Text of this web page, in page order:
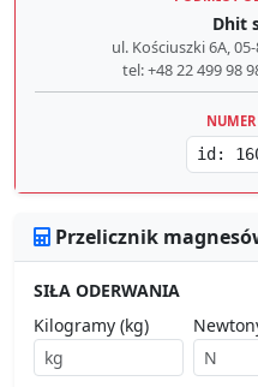
Dhit
ul. Kościuszki 6A,
tel: +48 22 499 98
id:
Przelicznik
SIŁA ODERWANIA
Kilogramy (kg)